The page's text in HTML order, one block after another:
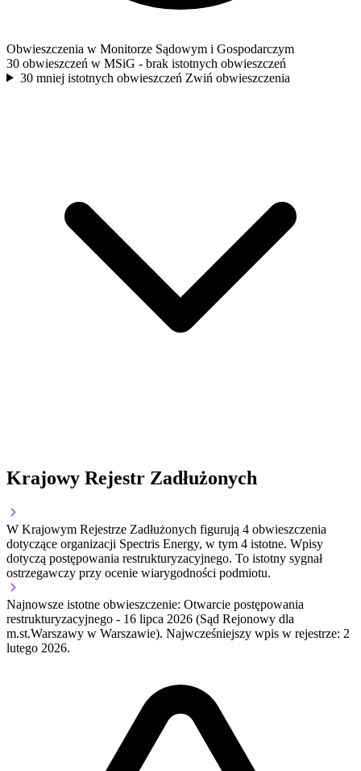
Obwieszczenia w Monitorze Sądowym i Gospodarczym
30 obwieszczeń w MSiG - brak istotnych obwieszczeń
30 mniej istotnych obwieszczeń Zwiń obwieszczenia
Krajowy Rejestr Zadłużonych
W Krajowym Rejestrze Zadłużonych figurują 4 obwieszczenia
dotyczące organizacji Spectris Energy, w tym 4 istotne. Wpisy
dotyczą postępowania restrukturyzacyjnego. To istotny sygnał
ostrzegawczy przy ocenie wiarygodności podmiotu.
Najnowsze istotne obwieszczenie: Otwarcie postępowania
restrukturyzacyjnego - 16 lipca 2026 (Sąd Rejonowy dla
m.st.Warszawy w Warszawie). Najwcześniejszy wpis w rejestrze: 2
lutego 2026.